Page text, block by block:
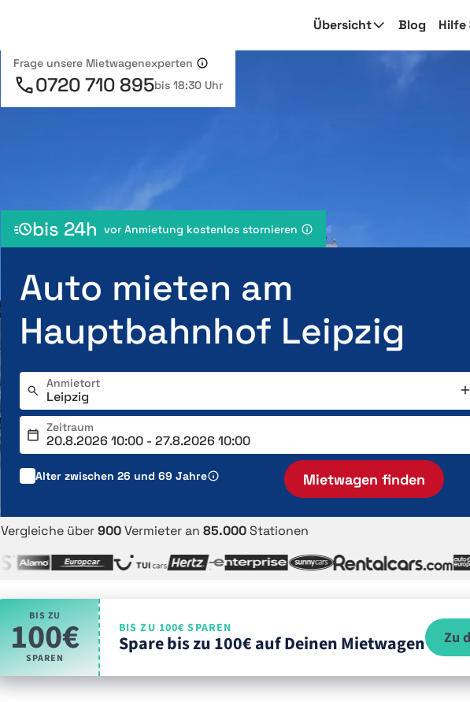
Übersicht Blog Hilfe
Frage unsere Mietwagenexperten
0720 710 895bis 18:30 Uhr
bis 24h vor Anmietung kostenlos stornieren
Auto mieten am
Hauptbahnhof Leipzig
Anmietort
Zeitraum
Alter zwischen 26 und 69 Jahre Mietwagen finden
Vergleiche über900Vermieter an 85.000Stationen
BIS ZU
100€
SPAREN
BIS ZU 100€ SPAREN
Spare bis zu 100€ auf Deinen Mietwagen Zu